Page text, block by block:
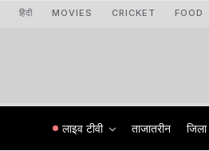
हिंदी MOVIES CRICKET FOOD
लाइव टीवी ताजातरीन जिला